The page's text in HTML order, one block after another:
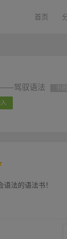
首页
——驾驭语法
法的语法书！